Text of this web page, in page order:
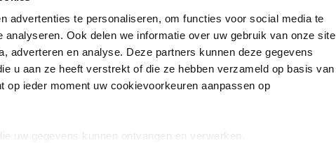
advertenties te personaliseren, om functies voor social media te
analyseren. Ook delen we informatie over uw gebruik van onze site
adverteren en analyse. Deze partners kunnen deze gegevens
u aan ze heeft verstrekt of die ze hebben verzameld op basis van
op ieder moment uw cookievoorkeuren aanpassen op
die uw gegevens kunnen ontvangen en verwerken.